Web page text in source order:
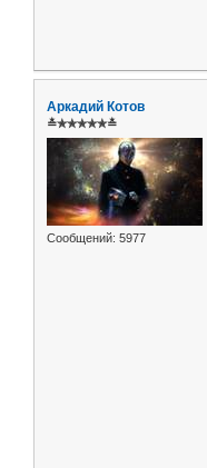
Аркадий Котов
≛✯✯✯✯✯≛
Сообщений: 5977